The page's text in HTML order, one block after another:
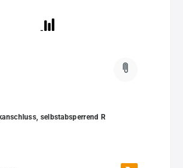
selbstabsperrend R